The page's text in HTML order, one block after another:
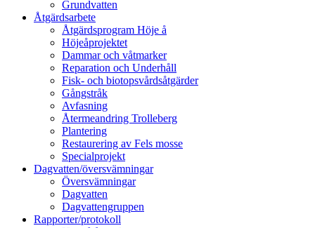
Grundvatten
Åtgärdsarbete
Åtgärdsprogram Höje å
Höjeåprojektet
Dammar och våtmarker
Reparation och Underhåll
Fisk- och biotopsvårdsåtgärder
Gångstråk
Avfasning
Återmeandring Trolleberg
Plantering
Restaurering av Fels mosse
Specialprojekt
Dagvatten/översvämningar
Översvämningar
Dagvatten
Dagvattengruppen
Rapporter/protokoll